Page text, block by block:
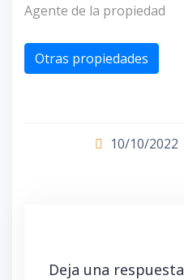
Agente de la propiedad
Otras propiedades
10/10/2022
Deja una respuesta